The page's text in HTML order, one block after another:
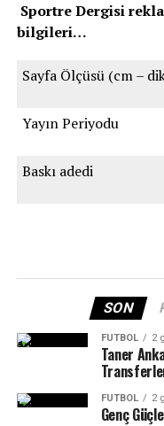
Sportre Dergisi
bilgileri…
Sayfa Ölçüsü (cm –
Yayın Periyodu
Baskı adedi
SON
FUTBOL 2
Taner
FUTBOL 2
Genç